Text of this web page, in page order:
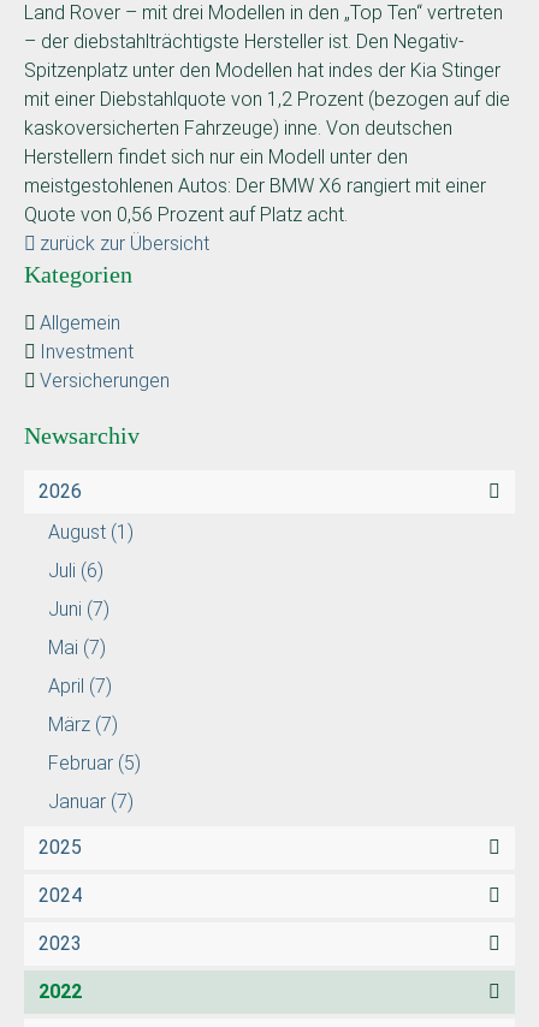
Land Rover – mit drei Modellen in den „Top Ten“ vertreten
– der diebstahlträchtigste Hersteller ist. Den Negativ-
Spitzenplatz unter den Modellen hat indes der Kia Stinger
mit einer Diebstahlquote von 1,2 Prozent (bezogen auf die
kaskoversicherten Fahrzeuge) inne. Von deutschen
Herstellern findet sich nur ein Modell unter den
meistgestohlenen Autos: Der BMW X6 rangiert mit einer
Quote von 0,56 Prozent auf Platz acht.
zurück zur Übersicht
Kategorien
Allgemein
Investment
Versicherungen
Newsarchiv
2026
August (1)
Juli (6)
Juni (7)
Mai (7)
April (7)
März (7)
Februar (5)
Januar (7)
2025
2024
2023
2022